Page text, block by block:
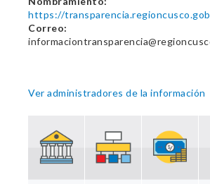
https://
Correo:
Ver administradores de la información